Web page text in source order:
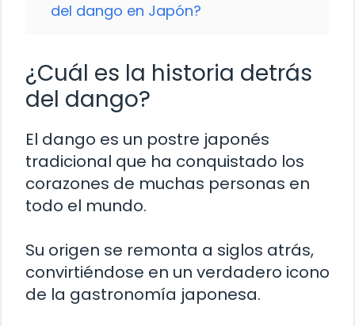
del dango en Japón?
¿Cuál es la historia detrás
del dango?
El dango es un postre japonés
tradicional que ha conquistado los
corazones de muchas personas en
todo el mundo.
Su origen se remonta a siglos atrás,
convirtiéndose en un verdadero icono
de la gastronomía japonesa.